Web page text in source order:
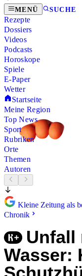
MENÜ SUCHE
Rezepte
Dossiers
Videos
Podcasts
Horoskope
Spiele
E-Paper
Wetter
Startseite
Meine Region
Top News
Sport
Rubriken
Orte
Themen
Autoren
Kleine Zeitung als
Chronik
Unfall
Wasser: